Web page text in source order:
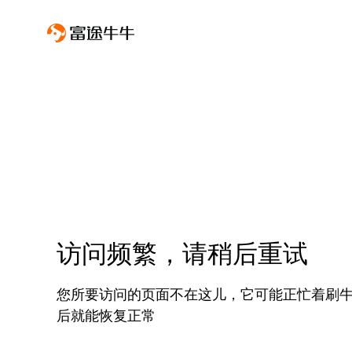
访问频繁，请稍后重试
您所要访问的页面不在这儿，它可能正忙着刷
后就能恢复正常